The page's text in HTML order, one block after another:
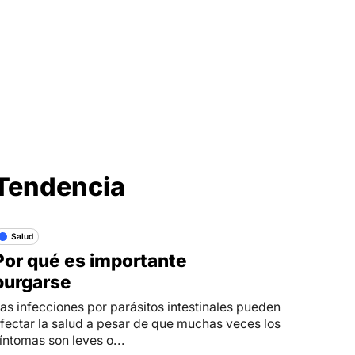
Salud
qué es importante
infecciones por parásitos intestinales pueden
la salud a pesar de que muchas veces los
son leves o...